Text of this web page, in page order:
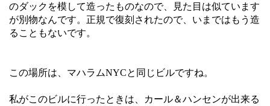
のダックを模して造ったものなので、見た目は似ています
が別物なんです。正規で復刻されたので、いまではもう造
ることもないです。
この場所は、マハラムNYCと同じビルですね。
私がこのビルに行ったときは、カール＆ハンセンが出来る